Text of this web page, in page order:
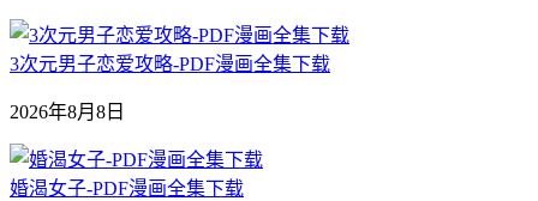
3次元男子恋爱攻略-PDF漫画全集下载
2026年8月8日
婚渴女子-PDF漫画全集下载